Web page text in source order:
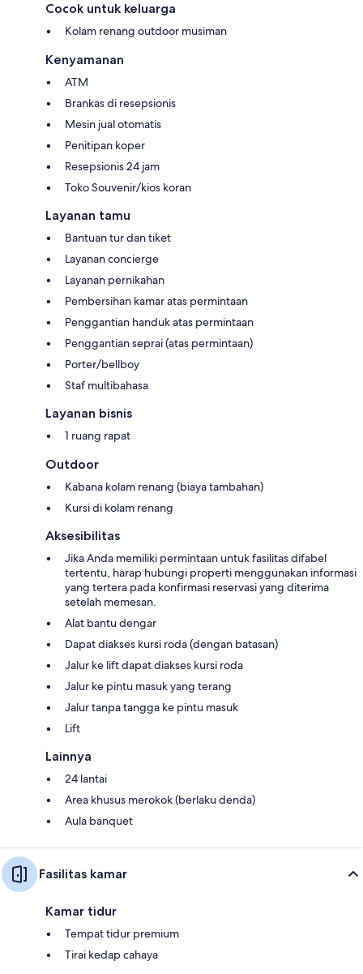
Cocok untuk keluarga
Kolam renang outdoor musiman
Kenyamanan
ATM
Brankas di resepsionis
Mesin jual otomatis
Penitipan koper
Resepsionis 24 jam
Toko Souvenir/kios koran
Layanan tamu
Bantuan tur dan tiket
Layanan concierge
Layanan pernikahan
Pembersihan kamar atas permintaan
Penggantian handuk atas permintaan
Penggantian seprai (atas permintaan)
Porter/bellboy
Staf multibahasa
Layanan bisnis
1 ruang rapat
Outdoor
Kabana kolam renang (biaya tambahan)
Kursi di kolam renang
Aksesibilitas
Jika Anda memiliki permintaan untuk fasilitas difabel
tertentu, harap hubungi properti menggunakan informasi
yang tertera pada konfirmasi reservasi yang diterima
setelah memesan.
Alat bantu dengar
Dapat diakses kursi roda (dengan batasan)
Jalur ke lift dapat diakses kursi roda
Jalur ke pintu masuk yang terang
Jalur tanpa tangga ke pintu masuk
Lift
Lainnya
24 lantai
Area khusus merokok (berlaku denda)
Aula banquet
Fasilitas kamar
Kamar tidur
Tempat tidur premium
Tirai kedap cahaya